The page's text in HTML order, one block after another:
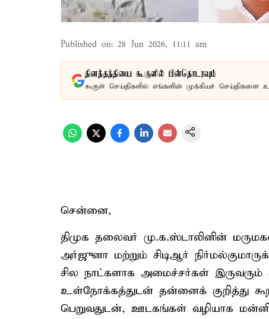
Published on: 28 Jun 2026, 11:11 am
தினத்தந்தியை கூகுளில் பின்தொடரவும்
கூகுள் செய்திகளில் எங்களின் முக்கியச் செய்திகளை
சென்னை,
திமுக தலைவர் மு.க.ஸ்டாலினின்
அர்ஜுனா மற்றும் சிடிஆர்
சில நாட்களாக அமைச்சர்கள் இருவரும்
உள்நோக்கத்துடன் தன்னைக் குறித்து
பெறுவதுடன், ஊடகங்கள் வழியாக